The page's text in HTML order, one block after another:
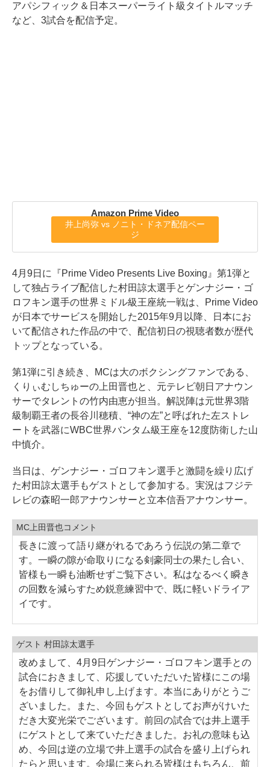
アパシフィック＆日本スーパーライト級タイトルマッチ
など、3試合を配信予定。
Amazon Prime Video
井上尚弥 vs ノニト・ドネア配信ペー
ジ
4月9日に『Prime Video Presents Live Boxing』第1弾と
して独占ライブ配信した村田諒太選手とゲンナジー・ゴ
ロフキン選手の世界ミドル級王座統一戦は、Prime Video
が日本でサービスを開始した2015年9月以降、日本にお
いて配信された作品の中で、配信初日の視聴者数が歴代
トップとなっている。
第1弾に引き続き、MCは大のボクシングファンである、
くりぃむしちゅーの上田晋也と、元テレビ朝日アナウン
サーでタレントの竹内由恵が担当。解説陣は元世界3階
級制覇王者の長谷川穂積、“神の左”と呼ばれた左ストレ
ートを武器にWBC世界バンタム級王座を12度防衛した山
中慎介。
当日は、ゲンナジー・ゴロフキン選手と激闘を繰り広げ
た村田諒太選手もゲストとして参加する。実況はフジテ
レビの森昭一郎アナウンサーと立本信吾アナウンサー。
MC上田晋也コメント
長きに渡って語り継がれるであろう伝説の第二章で
す。一瞬の隙が命取りになる剣豪同士の果たし合い、
皆様も一瞬も油断せずご覧下さい。私はなるべく瞬き
の回数を減らすため鋭意練習中で、既に軽いドライア
イです。
ゲスト 村田諒太選手
改めまして、4月9日ゲンナジー・ゴロフキン選手との
試合におきまして、応援していただいた皆様にこの場
をお借りして御礼申し上げます。本当にありがとうご
ざいました。また、今回もゲストとしてお声がけいた
だき大変光栄でございます。前回の試合では井上選手
にゲストとして来ていただきました。お礼の意味も込
め、今回は逆の立場で井上選手の試合を盛り上げられ
たらと思います。会場に来られる皆様はもちろん、前